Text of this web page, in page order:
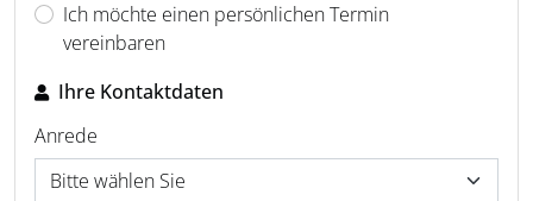
Ich möchte einen persönlichen Termin
vereinbaren
Ihre Kontaktdaten
Anrede